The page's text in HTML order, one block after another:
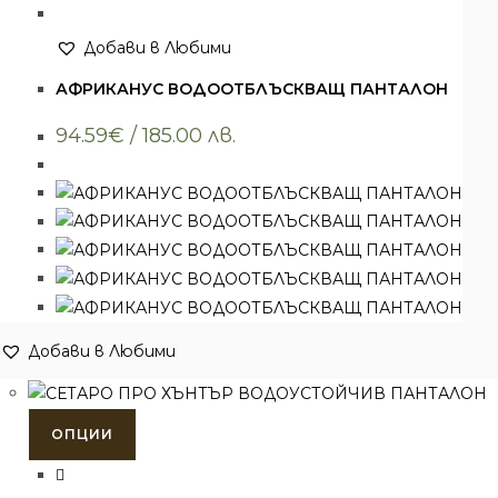
варианта.
могат
да
страницата
продукта.
Добави в Любими
АФРИКАНУС ВОДООТБЛЪСКВАЩ ПАНТАЛОН
94.59€ / 185.00 лв.
Добави в Любими
ОПЦИИ